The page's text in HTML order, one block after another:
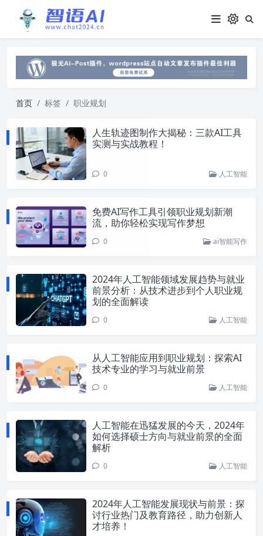
首页 标签 职业规划
人生轨迹图制作大揭秘：三款AI工具
实测与实战教程！
0 人工智能
免费AI写作工具引领职业规划新潮
流，助你轻松实现写作梦想
0 ai智能写作
2024年人工智能领域发展趋势与就业
前景分析：从技术进步到个人职业规
划的全面解读
0 人工智能
从人工智能应用到职业规划：探索AI
技术专业的学习与就业前景
0 人工智能
人工智能在迅猛发展的今天，2024年
如何选择硕士方向与就业前景的全面
解析
0 人工智能
2024年人工智能发展现状与前景：探
讨行业热门及教育路径，助力创新人
才培养！